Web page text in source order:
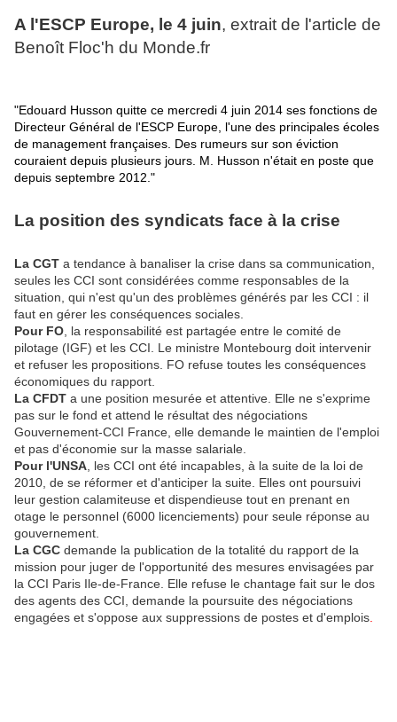
A l'ESCP Europe, le 4 juin, extrait de l'article de
Benoît Floc'h du Monde.fr
"Edouard Husson quitte ce mercredi 4 juin 2014 ses fonctions de
Directeur Général de l'ESCP Europe, l'une des principales écoles
de management françaises. Des rumeurs sur son éviction
couraient depuis plusieurs jours. M. Husson n'était en poste que
depuis septembre 2012."
La position des syndicats face à la crise
La CGT a tendance à banaliser la crise dans sa communication,
seules les CCI sont considérées comme responsables de la
situation, qui n'est qu'un des problèmes générés par les CCI : il
faut en gérer les conséquences sociales.
Pour FO , la responsabilité est partagée entre le comité de
pilotage (IGF) et les CCI. Le ministre Montebourg doit intervenir
et refuser les propositions. FO refuse toutes les conséquences
économiques du rapport.
La CFDT a une position mesurée et attentive. Elle ne s'exprime
pas sur le fond et attend le résultat des négociations
Gouvernement-CCI France, elle demande le maintien de l'emploi
et pas d'économie sur la masse salariale.
Pour l'UNSA , les CCI ont été incapables, à la suite de la loi de
2010, de se réformer et d'anticiper la suite. Elles ont poursuivi
leur gestion calamiteuse et dispendieuse tout en prenant en
otage le personnel (6000 licenciements) pour seule réponse au
gouvernement.
La CGC demande la publication de la totalité du rapport de la
mission pour juger de l'opportunité des mesures envisagées par
la CCI Paris Ile-de-France. Elle refuse le chantage fait sur le dos
des agents des CCI, demande la poursuite des négociations
engagées et s'oppose aux suppressions de postes et d'emplois